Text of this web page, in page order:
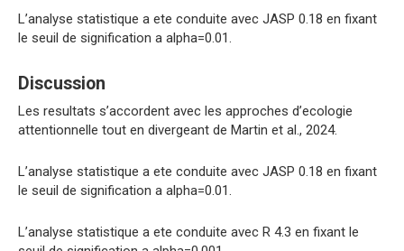
L’analyse statistique a ete conduite avec JASP 0.18 en fixant
le seuil de signification a alpha=0.01.
Discussion
Les resultats s’accordent avec les approches d’ecologie
attentionnelle tout en divergeant de Martin et al., 2024.
L’analyse statistique a ete conduite avec JASP 0.18 en fixant
le seuil de signification a alpha=0.01.
L’analyse statistique a ete conduite avec R 4.3 en fixant le